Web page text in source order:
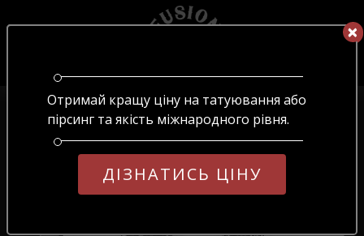
×
ОБЕРІТЬ МОВУ
UARUEN
×
Отримай кращу ціну на татуювання або
пірсинг та якість міжнародного рівня.
ДІЗНАТИСЬ ЦІНУ
Головна/Блог/№71